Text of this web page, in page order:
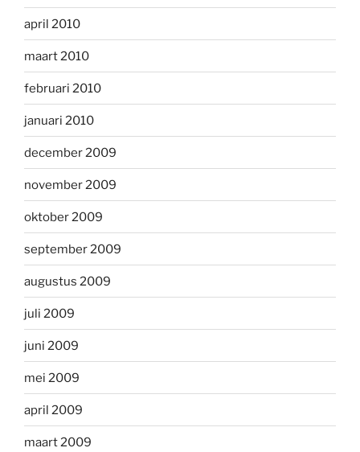
april 2010
maart 2010
februari 2010
januari 2010
december 2009
november 2009
oktober 2009
september 2009
augustus 2009
juli 2009
juni 2009
mei 2009
april 2009
maart 2009